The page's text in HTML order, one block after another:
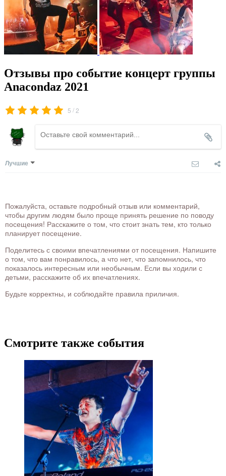
Отзывы про событие концерт группы
Anacondaz 2021
5 /2
Лучшие
Пожалуйста, оставьте подробный отзыв или комментарий,
чтобы другим людям было проще принять решение по поводу
посещения! Расскажите о том, что стоит знать тем, кто только
планирует посещение.
Поделитесь с своими впечатлениями от посещения. Напишите
о том, что вам понравилось, а что нет, что запомнилось, что
показалось интересным или необычным. Если вы ходили с
детьми, расскажите об их впечатлениях.
Будьте корректны, и соблюдайте правила приличия.
Смотрите также события